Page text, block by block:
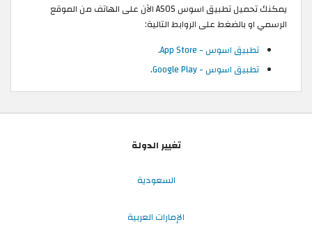
يمكنك تحميل تطبيق اسوس ASOS الآن على الهاتف من الموقع
الرسمي او بالضغط على الروابط التالية:
تطبيق اسوس - App Store
.
تطبيق اسوس - Google Play
.
تغيير الدولة
السعودية
الإمارات العربية